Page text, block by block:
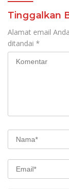
Tinggalkan
Alamat email
ditandai *